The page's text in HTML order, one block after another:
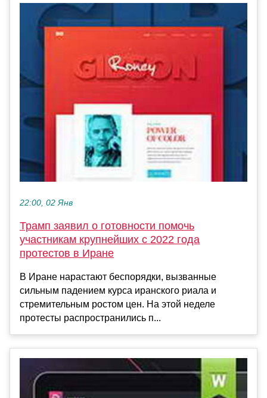
22:00, 02 Янв
Трамп заявил о готовности помочь
участникам крупнейших с 2022 года
протестов в Иране
В Иране нарастают беспорядки, вызванные
сильным падением курса иранского риала и
стремительным ростом цен. На этой неделе
протесты распространились п...